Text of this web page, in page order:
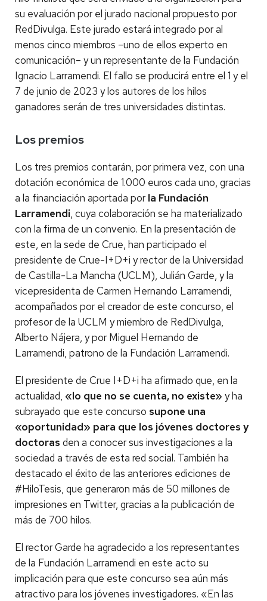
su evaluación por el jurado nacional propuesto por
RedDivulga. Este jurado estará integrado por al
menos cinco miembros –uno de ellos experto en
comunicación– y un representante de la Fundación
Ignacio Larramendi. El fallo se producirá entre el 1 y el
7 de junio de 2023 y los autores de los hilos
ganadores serán de tres universidades distintas.
Los premios
Los tres premios contarán, por primera vez, con una
dotación económica de 1.000 euros cada uno, gracias
a la financiación aportada porla Fundación
Larramendi, cuya colaboración se ha materializado
con la firma de un convenio. En la presentación de
este, en la sede de Crue, han participado el
presidente de Crue-I+D+i y rector de la Universidad
de Castilla-La Mancha (UCLM), Julián Garde, y la
vicepresidenta de Carmen Hernando Larramendi,
acompañados por el creador de este concurso, el
profesor de la UCLM y miembro de RedDivulga,
Alberto Nájera, y por Miguel Hernando de
Larramendi, patrono de la Fundación Larramendi.
El presidente de Crue I+D+i ha afirmado que, en la
actualidad, «lo que no se cuenta, no existe» y ha
subrayado que este concurso supone una
«oportunidad» para que los jóvenes doctores y
doctoras den a conocer sus investigaciones a la
sociedad a través de esta red social. También ha
destacado el éxito de las anteriores ediciones de
#HiloTesis, que generaron más de 50 millones de
impresiones en Twitter, gracias a la publicación de
más de 700 hilos.
El rector Garde ha agradecido a los representantes
de la Fundación Larramendi en este acto su
implicación para que este concurso sea aún más
atractivo para los jóvenes investigadores. «En las